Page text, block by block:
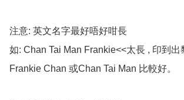
注意: 英文名字最好唔好咁長
如: Chan Tai Man Frankie<<太長 , 印到出
Frankie Chan 或Chan Tai Man 比較好。